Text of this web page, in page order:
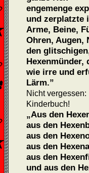
engemenge
und zerplatzte
Arme, Beine,
Ohren, Au­gen,
den
wie irre und
Lärm.”
Nicht
Kinderbuch!
„Aus den
aus den
aus den
aus den
aus den
und aus den